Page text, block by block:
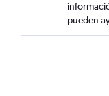
pueden